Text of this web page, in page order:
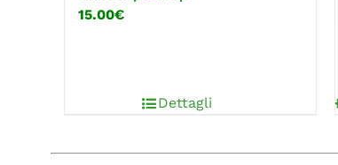
15.00€
Dettagli